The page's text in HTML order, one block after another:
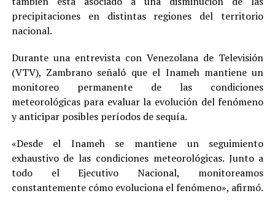
precipitaciones en distintas regiones del territorio
nacional.
Durante una entrevista con Venezolana de Televisión
(VTV), Zambrano señaló que el Inameh mantiene un
monitoreo permanente de las condiciones
meteorológicas para evaluar la evolución del fenómeno
y anticipar posibles períodos de sequía.
«Desde el Inameh se mantiene un seguimiento
exhaustivo de las condiciones meteorológicas. Junto a
todo el Ejecutivo Nacional, monitoreamos
constantemente cómo evoluciona el fenómeno», afirmó.